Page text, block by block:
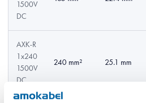
1500V
DC
AXK-R
1x240
1500V
DC
240 mm² 25.1 mm